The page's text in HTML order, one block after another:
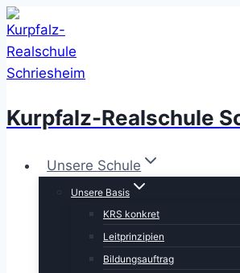
Zum
Inhalt
springen
Kurpfalz-Realschule
Unsere Schule
Unsere Basis
KRS konkret
Leitprinzipien
Bildungsauftrag